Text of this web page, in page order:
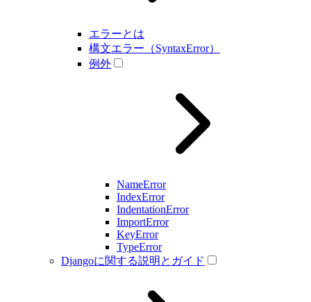
エラーとは
構文エラー（SyntaxError）
例外
NameError
IndexError
IndentationError
ImportError
KeyError
TypeError
Djangoに関する説明とガイド